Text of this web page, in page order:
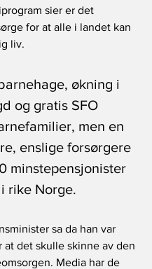
sier er det
for at alle i landet kan
liv.
økning i
og gratis SFO
men en
enslige forsørgere
minstepensjonister
i rike Norge.
sa da han var
at det skulle skinne av den
Media har de